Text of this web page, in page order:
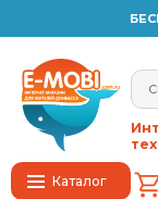
Каталог